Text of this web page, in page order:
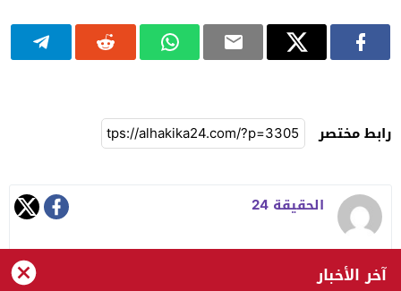
رابط مختصر
الحقيقة 24
آخر الأخبار